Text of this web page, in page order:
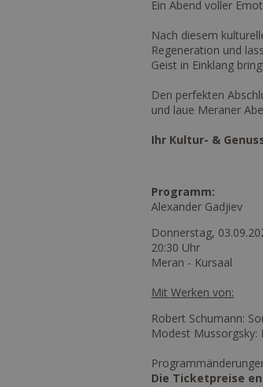
Ein Abend voller
Nach diesem
Regeneration und
Geist in Einklang
Den perfekten
und laue Meraner
Ihr Kultur- &
Programm:
Alexander Gadjiev
Donnerstag,
20:30 Uhr
Meran - Kursaal
Mit Werken von:
Robert Schumann:
Modest Mussorgsky:
Die Ticketpreise